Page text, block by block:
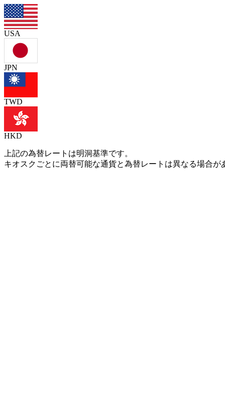
USA
JPN
TWD
HKD
上記の為替レートは明洞基準です。
キオスクごとに両替可能な通貨と為替レートは異なる場合が